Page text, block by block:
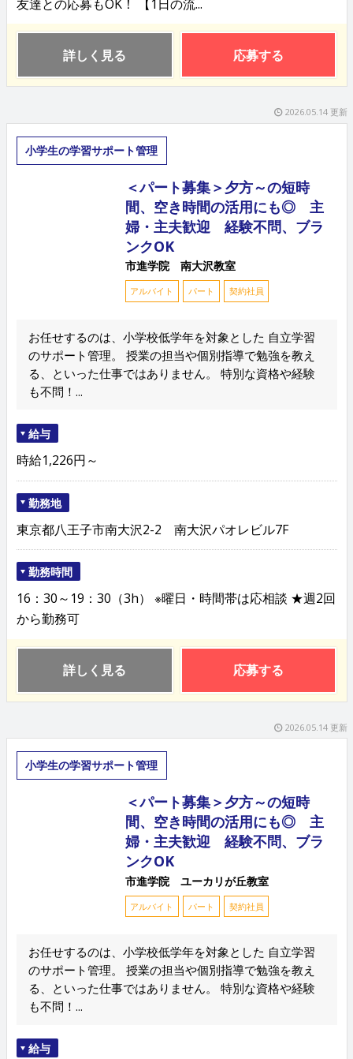
友達との応募もOK！ 【1日の流...
詳しく見る 応募する
2026.05.14 更新
小学生の学習サポート管理
＜パート募集＞夕方～の短時
間、空き時間の活用にも◎ 主
婦・主夫歓迎 経験不問、ブラ
ンクOK
市進学院 南大沢教室
アルバイト パート 契約社員
お任せするのは、小学校低学年を対象とした 自立学習
のサポート管理。 授業の担当や個別指導で勉強を教え
る、といった仕事ではありません。 特別な資格や経験
も不問！...
給与
時給1,226円～
勤務地
東京都八王子市南大沢2-2 南大沢パオレビル7F
勤務時間
16：30～19：30（3h） ※曜日・時間帯は応相談 ★週2回
から勤務可
詳しく見る 応募する
2026.05.14 更新
小学生の学習サポート管理
＜パート募集＞夕方～の短時
間、空き時間の活用にも◎ 主
婦・主夫歓迎 経験不問、ブラ
ンクOK
市進学院 ユーカリが丘教室
アルバイト パート 契約社員
お任せするのは、小学校低学年を対象とした 自立学習
のサポート管理。 授業の担当や個別指導で勉強を教え
る、といった仕事ではありません。 特別な資格や経験
も不問！...
給与